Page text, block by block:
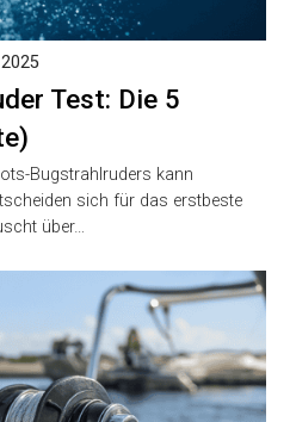
Test: Die 5
Bugstrahlruders kann
sich für das erstbeste
über…